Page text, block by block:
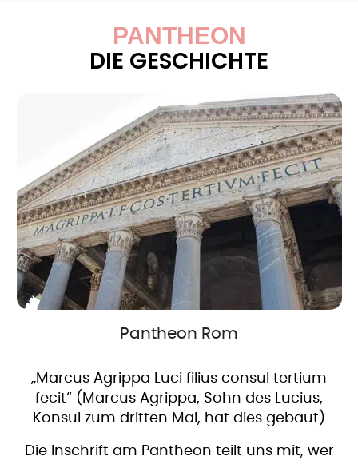
PANTHEON
DIE GESCHICHTE
Pantheon Rom
„Marcus Agrippa Luci filius consul tertium
fecit“ (Marcus Agrippa, Sohn des Lucius,
Konsul zum dritten Mal, hat dies gebaut)
Die Inschrift am Pantheon teilt uns mit, wer